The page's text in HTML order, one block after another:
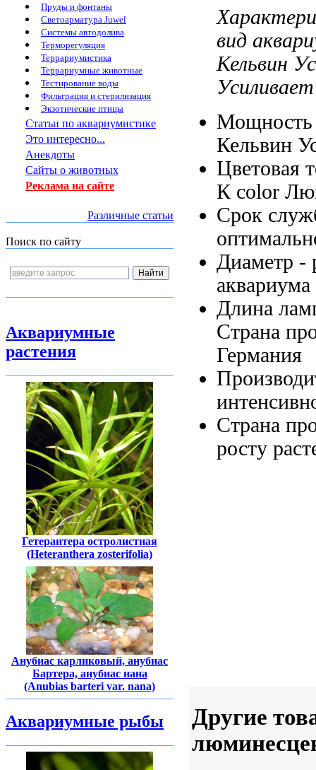
Пруды и фонтаны
Светоарматура Juwel
Системы автодолива
Терморегуляция
Террариумистика
Террариумные животные
Тестирование воды
Фильтрация и стерилизация
Экзотические птицы
Статьи по аквариумистике
Это интересно...
Анекдоты
Сайты о животных
Реклама на сайте
Различные статьи
Поиск по сайту
Аквариумные
растения
Гетерантера остролистная
(Heteranthera zosterifolia)
Анубиас карликовый, анубиас
Бартера, анубиас нана
(Anubias barteri var. nana)
Аквариумные рыбы
вид
Кельвин
Кельвин
Цветовая
К color
Срок
Диаметр -
Длина
Страна
Германия
Страна
росту
Другие